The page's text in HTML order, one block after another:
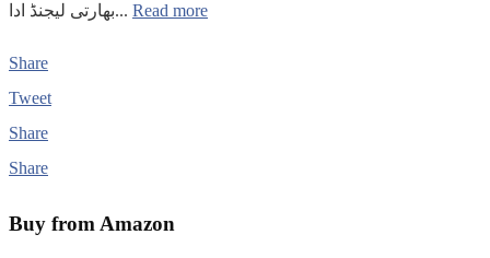
بھارتی لیجنڈ ادا... Read more
Share
Tweet
Share
Share
Buy from Amazon